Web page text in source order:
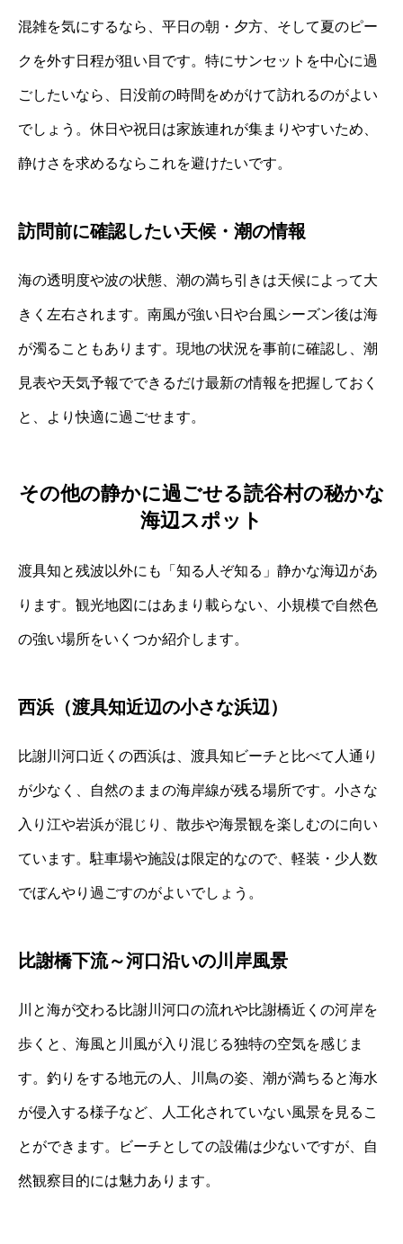
混雑を気にするなら、平日の朝・夕方、そして夏のピー
クを外す日程が狙い目です。特にサンセットを中心に過
ごしたいなら、日没前の時間をめがけて訪れるのがよい
でしょう。休日や祝日は家族連れが集まりやすいため、
静けさを求めるならこれを避けたいです。
訪問前に確認したい天候・潮の情報
海の透明度や波の状態、潮の満ち引きは天候によって大
きく左右されます。南風が強い日や台風シーズン後は海
が濁ることもあります。現地の状況を事前に確認し、潮
見表や天気予報でできるだけ最新の情報を把握しておく
と、より快適に過ごせます。
その他の静かに過ごせる読谷村の秘かな
海辺スポット
渡具知と残波以外にも「知る人ぞ知る」静かな海辺があ
ります。観光地図にはあまり載らない、小規模で自然色
の強い場所をいくつか紹介します。
西浜（渡具知近辺の小さな浜辺）
比謝川河口近くの西浜は、渡具知ビーチと比べて人通り
が少なく、自然のままの海岸線が残る場所です。小さな
入り江や岩浜が混じり、散歩や海景観を楽しむのに向い
ています。駐車場や施設は限定的なので、軽装・少人数
でぼんやり過ごすのがよいでしょう。
比謝橋下流～河口沿いの川岸風景
川と海が交わる比謝川河口の流れや比謝橋近くの河岸を
歩くと、海風と川風が入り混じる独特の空気を感じま
す。釣りをする地元の人、川鳥の姿、潮が満ちると海水
が侵入する様子など、人工化されていない風景を見るこ
とができます。ビーチとしての設備は少ないですが、自
然観察目的には魅力あります。